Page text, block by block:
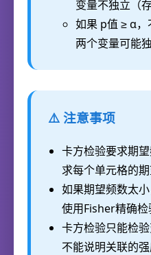
变量不独立（
如果 p值 ≥ α
两个变量可能
⚠️ 注意事项
卡方检验要求期
求每个单元格的
如果期望频数太
使用Fisher精确检
卡方检验只能检
不能说明关联的